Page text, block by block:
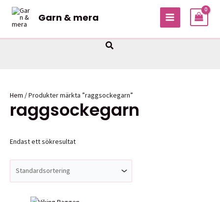
Hoppa
innehåll
Garn & mera
MAIN
Sök
Hem / Produkter märkta ”raggsockegarn”
raggsockegarn
Endast ett sökresultat